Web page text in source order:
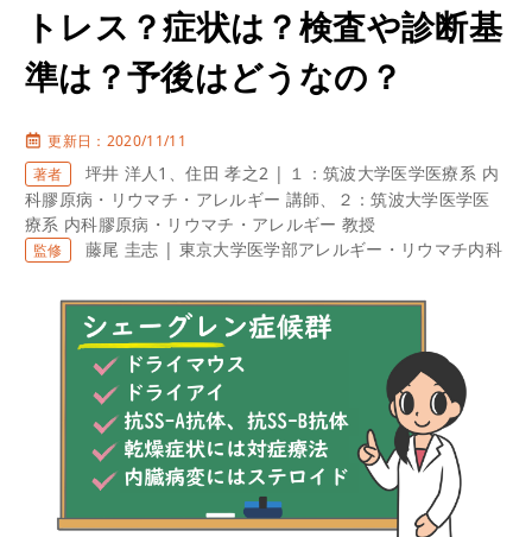
トレス？症状は？検査や診断基
準は？予後はどうなの？
更新日：2020/11/11
著者
坪井 洋人1、住田 孝之2 | １：筑波大学医学医療系 内
科膠原病・リウマチ・アレルギー 講師、２：筑波大学医学医
療系 内科膠原病・リウマチ・アレルギー 教授
監修 藤尾 圭志 | 東京大学医学部アレルギー・リウマチ内科